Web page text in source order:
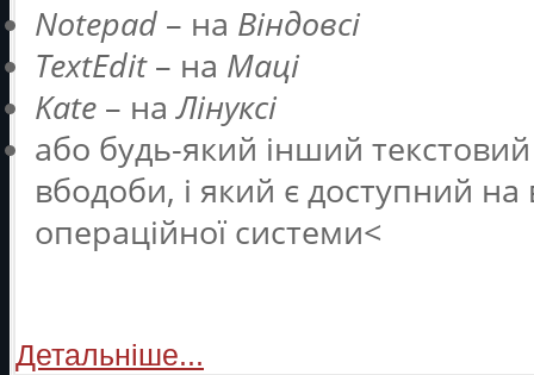
Notepad – на Віндовсі
TextEdit– на Маці
Kate – наЛінуксі
або будь-який інший
вбодоби, і який є доступний на
операційної системи<
Детальніше...